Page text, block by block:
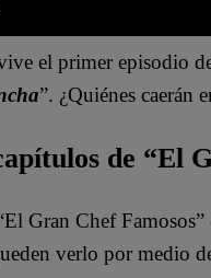
el primer episodio
”. ¿Quiénes caerán
de “El
Gran Chef
verlo por medio